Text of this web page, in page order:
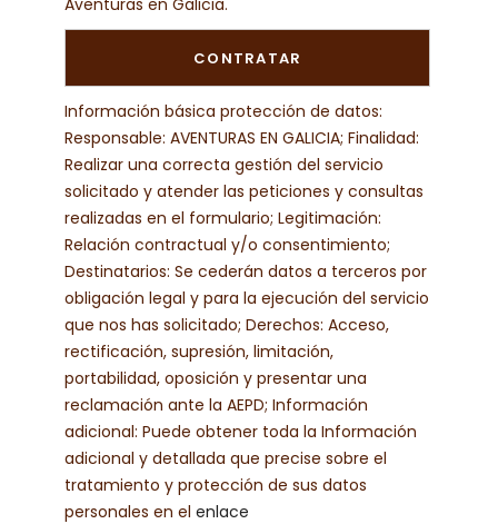
Información básica protección de datos:
Responsable: AVENTURAS EN GALICIA; Finalidad:
Realizar una correcta gestión del servicio
solicitado y atender las peticiones y consultas
realizadas en el formulario; Legitimación:
Relación contractual y/o consentimiento;
Destinatarios: Se cederán datos a terceros por
obligación legal y para la ejecución del servicio
que nos has solicitado; Derechos: Acceso,
rectificación, supresión, limitación,
portabilidad, oposición y presentar una
reclamación ante la AEPD; Información
adicional: Puede obtener toda la Información
adicional y detallada que precise sobre el
tratamiento y protección de sus datos
personales en elenlace